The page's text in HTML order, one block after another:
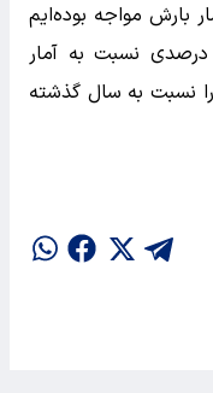
بارش مواجه بوده‌ایم
که آن استان، گیلان بوده و رشد 6 درصدی نسبت به آمار
بارش‌ها را نسبت به سال گذشته